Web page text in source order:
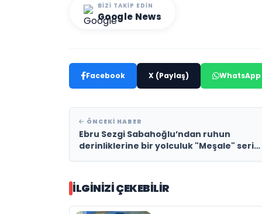
BIZI TAKIP EDIN
Google News
Facebook X (Paylaş) WhatsApp
ÖNCEKI HABER
Ebru Sezgi Sabahoğlu’ndan ruhun
derinliklerine bir yolculuk "Meşale" serisi
İLGINIZI ÇEKEBILIR